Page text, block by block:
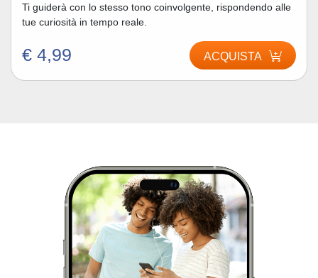
Ti guiderà con lo stesso tono coinvolgente, rispondendo alle
tue curiosità in tempo reale.
€ 4,99 ACQUISTA